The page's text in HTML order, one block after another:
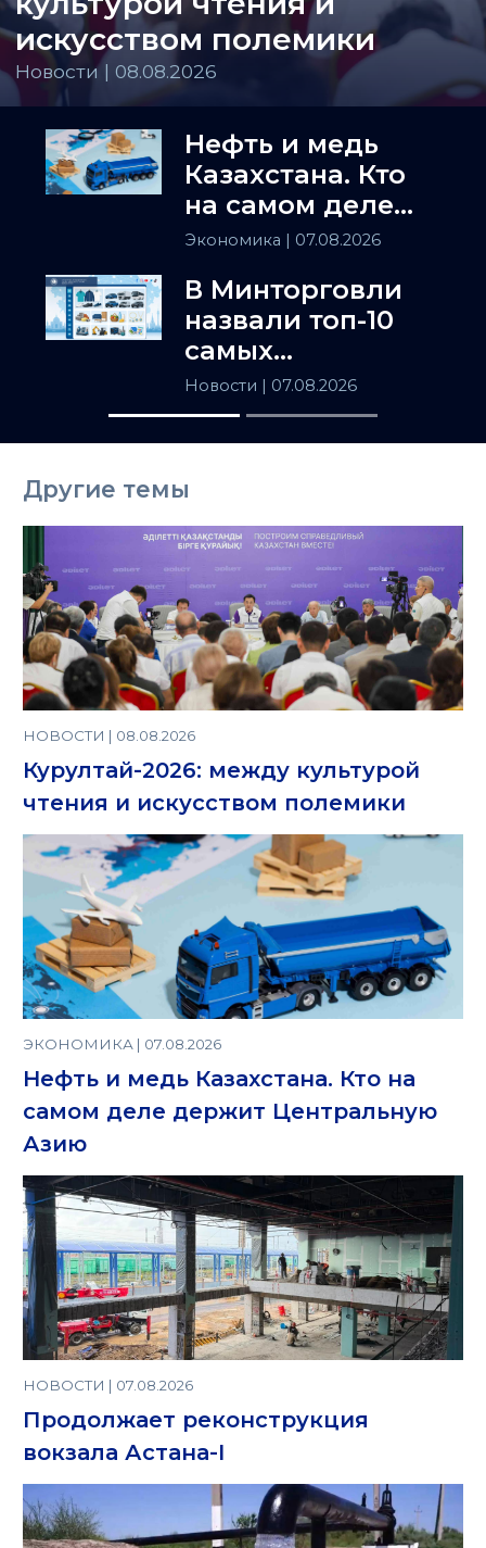
искусством полемики
Новости | 08.08.2026
Нефть и медь
Казахстана. Кто
на самом деле
держит
Азию
Экономика | 07.08.2026
В Минторговли
назвали топ-10
самых
популярных
товаров в
Казахстане
Новости | 07.08.2026
Другие темы
НОВОСТИ | 08.08.2026
Курултай-2026: между культурой
чтения и искусством полемики
ЭКОНОМИКА | 07.08.2026
Нефть и медь Казахстана. Кто на
самом деле держит Центральную
Азию
НОВОСТИ | 07.08.2026
Продолжает реконструкция
вокзала Астана-I